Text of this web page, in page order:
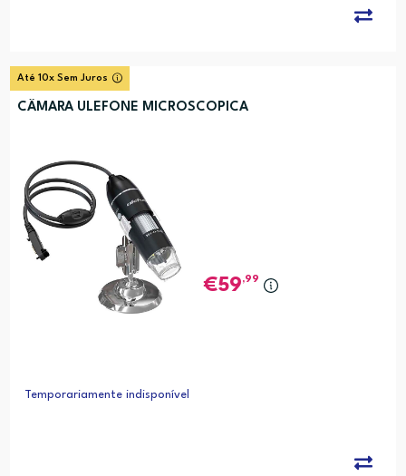
Até 10x Sem Juros
CÂMARA ULEFONE MICROSCOPICA
59,99
Temporariamente indisponível